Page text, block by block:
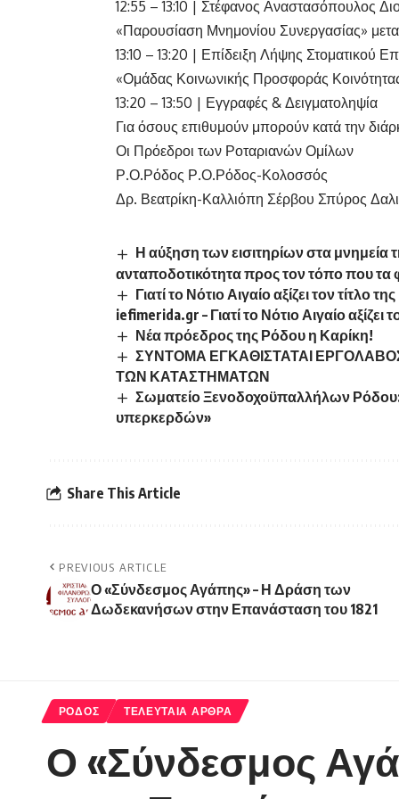
12:55 – 13:10 | Στέφανος Αναστασόπουλος
«Παρουσίαση Μνημονίου Συνεργασίας»
13:10 – 13:20 | Επίδειξη Λήψης Στοματικού
«Ομάδας Κοινωνικής Προσφοράς
13:20 – 13:50 | Εγγραφές & Δειγματοληψία
Για όσους επιθυμούν μπορούν κατά την
Οι Πρόεδροι των Ροταριανών Ομίλων
Ρ.Ο.Ρόδος Ρ.Ο.Ρόδος-Κολοσσός
Δρ. Βεατρίκη-Καλλιόπη Σέρβου Σπύρος
Η αύξηση των εισιτηρίων στα
ανταποδοτικότητα προς τον τόπο που τα
Γιατί το Νότιο Αιγαίο αξίζει τον
iefimerida.gr – Γιατί το Νότιο Αιγαίο
Νέα πρόεδρος της Ρόδου η Καρίκη!
ΣΥΝΤΟΜΑ ΕΓΚΑΘΙΣΤΑΤΑΙ
ΤΩΝ ΚΑΤΑΣΤΗΜΑΤΩΝ
Σωματείο Ξενοδοχοϋπαλλήλων Ρόδου:
υπερκερδών»
Share This Article
PREVIOUS ARTICLE
Ο «Σύνδεσμος Αγάπης» – Η Δράση των
Δωδεκανήσων στην Επανάσταση του 1821
ΡΟΔΟΣ ΤΕΛΕΥΤΑΙΑ ΑΡΘΡΑ
Ο «Σύνδεσμος